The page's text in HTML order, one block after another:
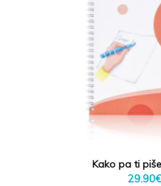
Kako pa ti
29.90€